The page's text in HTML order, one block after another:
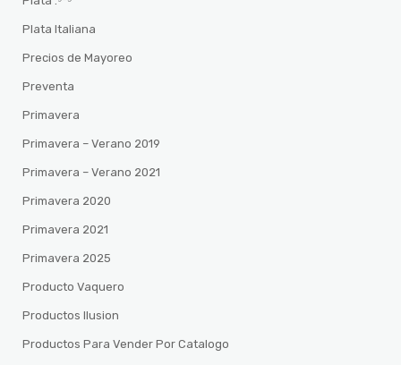
Plata Italiana
Precios de Mayoreo
Preventa
Primavera
Primavera – Verano 2019
Primavera – Verano 2021
Primavera 2020
Primavera 2021
Primavera 2025
Producto Vaquero
Productos Ilusion
Productos Para Vender Por Catalogo